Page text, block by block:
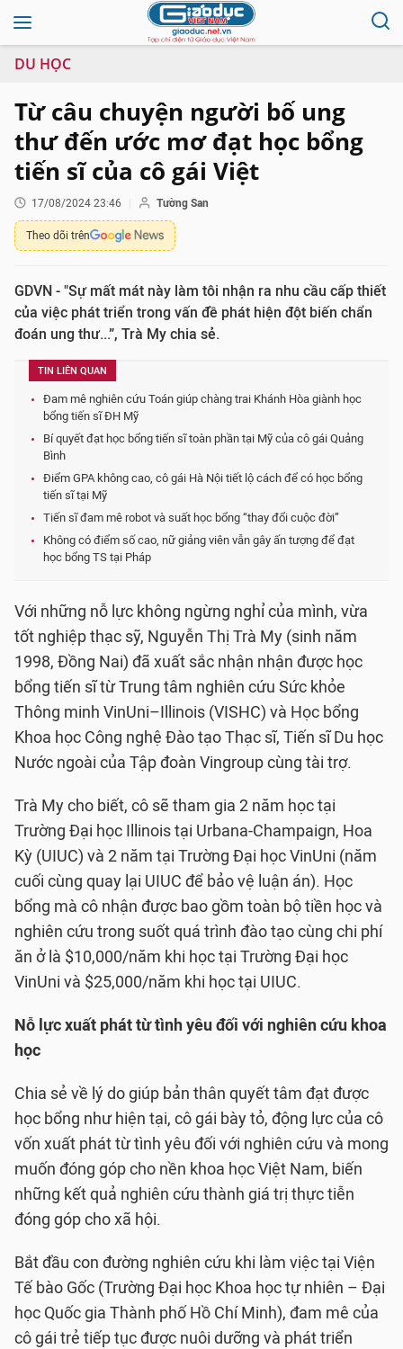
DU HỌC
Từ câu chuyện người bố ung
thư đến ước mơ đạt học bổng
tiến sĩ của cô gái Việt
17/08/2024 23:46 Tường San
Theo dõi trên
GDVN - "Sự mất mát này làm tôi nhận ra nhu cầu cấp thiết
của việc phát triển trong vấn đề phát hiện đột biến chẩn
đoán ung thư...”, Trà My chia sẻ.
TIN LIÊN QUAN
Đam mê nghiên cứu Toán giúp chàng trai Khánh Hòa giành học
bổng tiến sĩ ĐH Mỹ
Bí quyết đạt học bổng tiến sĩ toàn phần tại Mỹ của cô gái Quảng
Bình
Điểm GPA không cao, cô gái Hà Nội tiết lộ cách để có học bổng
tiến sĩ tại Mỹ
Tiến sĩ đam mê robot và suất học bổng “thay đổi cuộc đời”
Không có điểm số cao, nữ giảng viên vẫn gây ấn tượng để đạt
học bổng TS tại Pháp
Với những nỗ lực không ngừng nghỉ của mình, vừa
tốt nghiệp thạc sỹ, Nguyễn Thị Trà My (sinh năm
1998, Đồng Nai) đã xuất sắc nhận nhận được học
bổng tiến sĩ từ Trung tâm nghiên cứu Sức khỏe
Thông minh VinUni–Illinois (VISHC) và Học bổng
Khoa học Công nghệ Đào tạo Thạc sĩ, Tiến sĩ Du học
Nước ngoài của Tập đoàn Vingroup cùng tài trợ.
Trà My cho biết, cô sẽ tham gia 2 năm học tại
Trường Đại học Illinois tại Urbana-Champaign, Hoa
Kỳ (UIUC) và 2 năm tại Trường Đại học VinUni (năm
cuối cùng quay lại UIUC để bảo vệ luận án). Học
bổng mà cô nhận được bao gồm toàn bộ tiền học và
nghiên cứu trong suốt quá trình đào tạo cùng chi phí
ăn ở là $10,000/năm khi học tại Trường Đại học
VinUni và $25,000/năm khi học tại UIUC.
Nỗ lực xuất phát từ tình yêu đối với nghiên cứu khoa
học
Chia sẻ về lý do giúp bản thân quyết tâm đạt được
học bổng như hiện tại, cô gái bày tỏ, động lực của cô
vốn xuất phát từ tình yêu đối với nghiên cứu và mong
muốn đóng góp cho nền khoa học Việt Nam, biến
những kết quả nghiên cứu thành giá trị thực tiễn
đóng góp cho xã hội.
Bắt đầu con đường nghiên cứu khi làm việc tại Viện
Tế bào Gốc (Trường Đại học Khoa học tự nhiên – Đại
học Quốc gia Thành phố Hồ Chí Minh), đam mê của
cô gái trẻ tiếp tục được nuôi dưỡng và phát triển